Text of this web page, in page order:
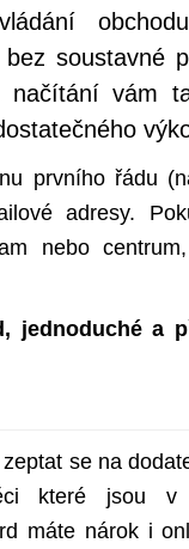
soustavné
načítání vám
prvního řádu
adresy.
nebo
jednoduché a
se na
které jsou v
máte nárok i